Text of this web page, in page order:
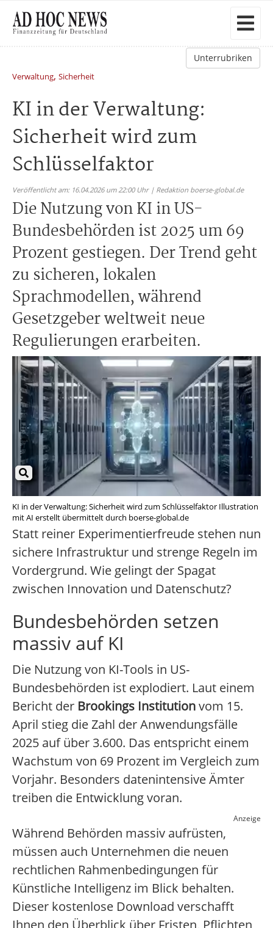
Unterrubriken
Verwaltung, Sicherheit
KI in der Verwaltung:
Sicherheit wird zum
Schlüsselfaktor
Veröffentlicht am: 16.04.2026 um 22:00 Uhr | Redaktion boerse-global.de
Die Nutzung von KI in US-
Bundesbehörden ist 2025 um 69
Prozent gestiegen. Der Trend geht
zu sicheren, lokalen
Sprachmodellen, während
Gesetzgeber weltweit neue
Regulierungen erarbeiten.
KI in der Verwaltung: Sicherheit wird zum Schlüsselfaktor Illustration
mit AI erstellt übermittelt durch boerse-global.de
Statt reiner Experimentierfreude stehen nun
sichere Infrastruktur und strenge Regeln im
Vordergrund. Wie gelingt der Spagat
zwischen Innovation und Datenschutz?
Bundesbehörden setzen
massiv auf KI
Die Nutzung von KI-Tools in US-
Bundesbehörden ist explodiert. Laut einem
Bericht der Brookings Institutionvom 15.
April stieg die Zahl der Anwendungsfälle
2025 auf über 3.600. Das entspricht einem
Wachstum von 69 Prozent im Vergleich zum
Vorjahr. Besonders datenintensive Ämter
treiben die Entwicklung voran.
Anzeige
Während Behörden massiv aufrüsten,
müssen auch Unternehmen die neuen
rechtlichen Rahmenbedingungen für
Künstliche Intelligenz im Blick behalten.
Dieser kostenlose Download verschafft